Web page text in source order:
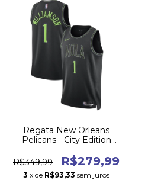
Regata New Orleans
Pelicans - City Edition
R$349,99
R$279,99
3 x de R$93,33 sem juros